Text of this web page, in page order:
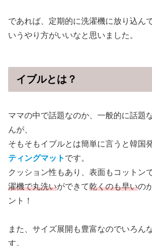
であれば、定期的に洗濯機に放り込ん
いうやり方がいいなと思いました。
イブルとは？
ママの中で話題なのか、一般的に話題
んが、
そもそもイブルとは簡単に言うと韓国
ティングマット です。
クッション性もあり、表面もコットン
濯機で丸洗いができて乾くのも早いの
ント！
また、サイズ展開も豊富なのでいろん
す。